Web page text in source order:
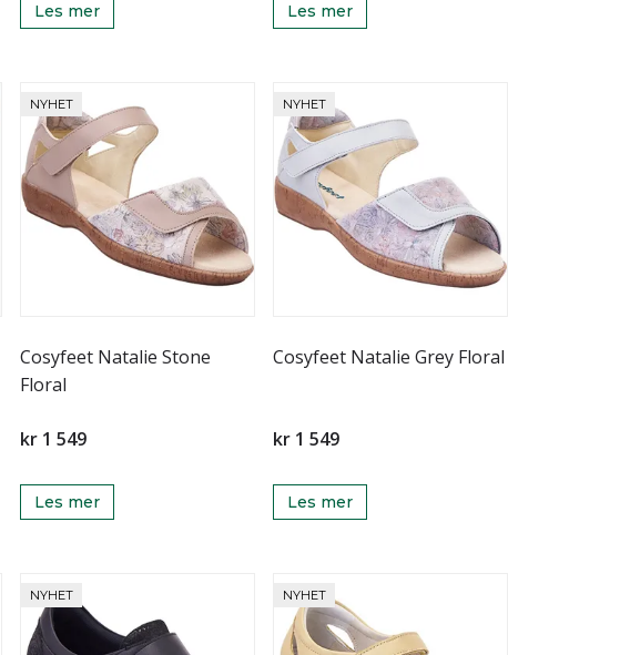
Les mer Les mer
NYHET
Cosyfeet Natalie Stone
Floral
kr 1 549
Les mer
NYHET
Cosyfeet Natalie Grey Floral
kr 1 549
Les mer
NYHET NYHET